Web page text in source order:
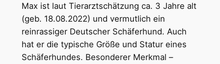
Max ist laut Tierarztschätzung ca. 3 Jahre alt
(geb. 18.08.2022) und vermutlich ein
reinrassiger Deutscher Schäferhund. Auch
hat er die typische Größe und Statur eines
Schäferhundes. Besonderer Merkmal –